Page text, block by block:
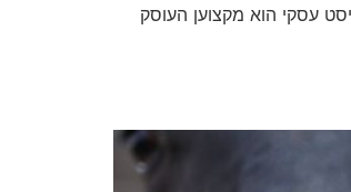
עסקי הוא מקצוען העוסק